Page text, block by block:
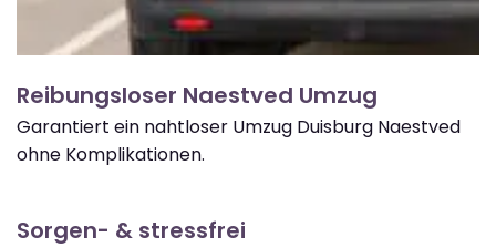
Reibungsloser Naestved Umzug
Garantiert ein nahtloser Umzug Duisburg Naestved
ohne Komplikationen.
Sorgen- & stressfrei